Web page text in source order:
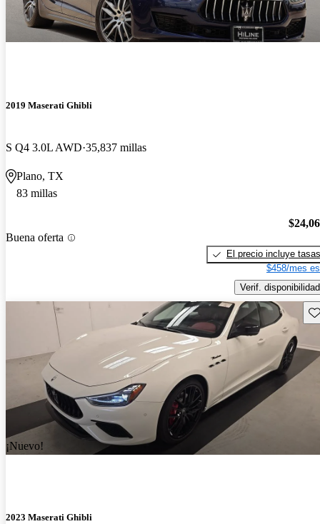
2019 Maserati Ghibli
S Q4 3.0L AWD 35,837 millas
Plano, TX
83 millas
Buena oferta
El precio incluye tasas
$458/mes
Verif. disponibilidad
¡Nuevo!
2023 Maserati Ghibli